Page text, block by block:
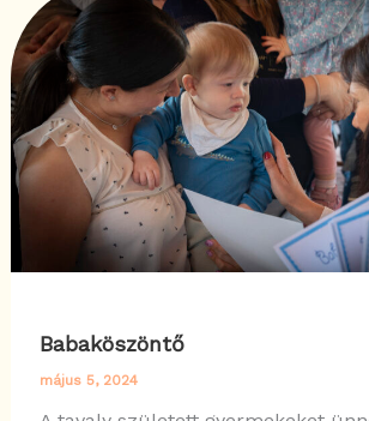
Babaköszöntő
május 5, 2024